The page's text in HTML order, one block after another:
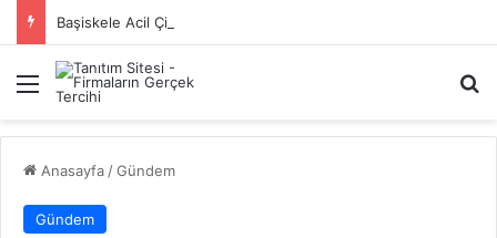
Başiskele Acil Çilingir Hizmeti İçin Doğru Adres Neresi?
Menü
Anasayfa /Gündem
Gündem